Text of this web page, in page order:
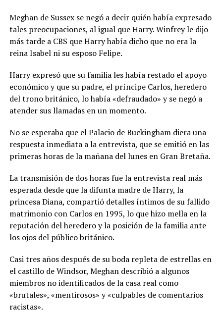
Meghan de Sussex se negó a decir quién había expresado
tales preocupaciones, al igual que Harry. Winfrey le dijo
más tarde a CBS que Harry había dicho que no era la
reina Isabel ni su esposo Felipe.
Harry expresó que su familia les había restado el apoyo
económico y que su padre, el príncipe Carlos, heredero
del trono británico, lo había «defraudado» y se negó a
atender sus llamadas en un momento.
No se esperaba que el Palacio de Buckingham diera una
respuesta inmediata a la entrevista, que se emitió en las
primeras horas de la mañana del lunes en Gran Bretaña.
La transmisión de dos horas fue la entrevista real más
esperada desde que la difunta madre de Harry, la
princesa Diana, compartió detalles íntimos de su fallido
matrimonio con Carlos en 1995, lo que hizo mella en la
reputación del heredero y la posición de la familia ante
los ojos del público británico.
Casi tres años después de su boda repleta de estrellas en
el castillo de Windsor, Meghan describió a algunos
miembros no identificados de la casa real como
«brutales», «mentirosos» y «culpables de comentarios
racistas».